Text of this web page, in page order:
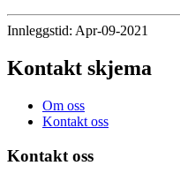
Innleggstid: Apr-09-2021
Kontakt skjema
Om oss
Kontakt oss
Kontakt oss